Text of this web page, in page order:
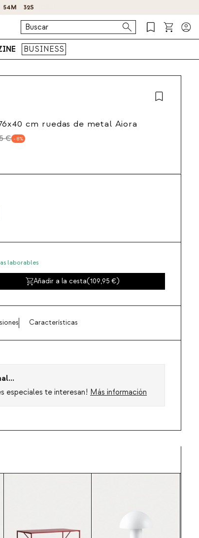
BUSINESS
cm ruedas de metal Aiora
€ 8
laborables
Añadir a la cesta(109,95 )
Características
especiales te interesan! Más información